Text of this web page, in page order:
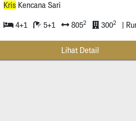
Kris Kencana Sari
4+1 5+1 8052 3002 |
Lihat Detail